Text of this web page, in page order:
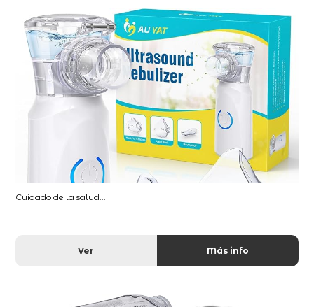
Cuidado de la salud...
Ver Más info